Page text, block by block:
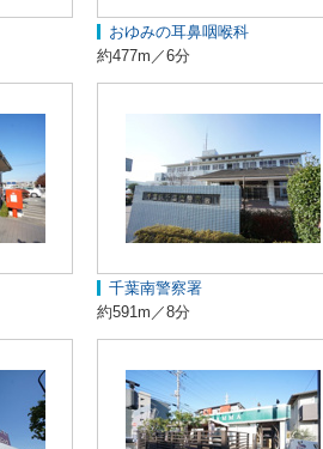
おゆみの耳鼻咽喉科
約477m／6分
千葉南警察署
約591m／8分